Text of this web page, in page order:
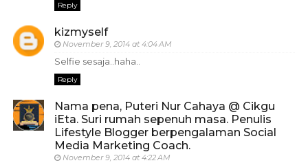
Reply
kizmyself
November 9, 2014 at 4:04 AM
Selfie sesaja..haha..
Reply
Nama pena, Puteri Nur Cahaya @ Cikgu
iEta. Suri rumah sepenuh masa. Penulis
Lifestyle Blogger berpengalaman Social
Media Marketing Coach.
November 9, 2014 at 4:22 AM